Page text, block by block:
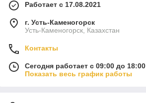
Работает с 17.08.2021
г. Усть-Каменогорск
Усть-Каменогорск, Казахстан
Контакты
Сегодня работает с 09:00 до 18:00
Показать весь график работы